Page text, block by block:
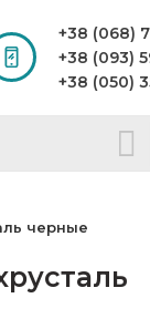
+38 (068)
+38 (093)
+38 (050)
черные